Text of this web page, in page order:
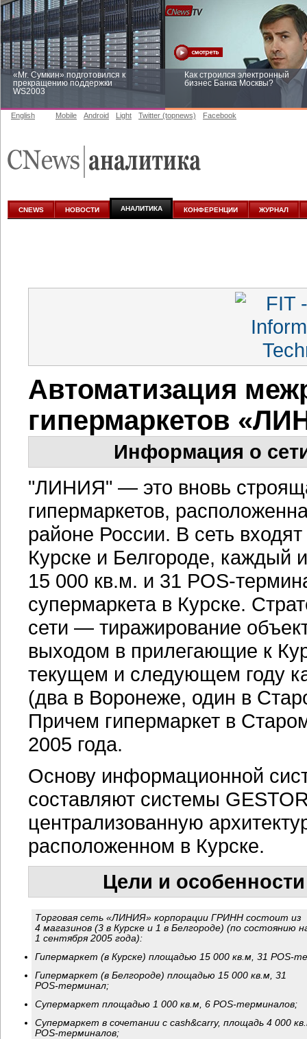
«Mr. Сумкин» подготовился к
прекращению поддержки
WS2003
Как строился электронный
бизнес Банка Москвы?
аналитике
English Mobile Android Light Twitter (topnews) Facebook
CNEWS НОВОСТИ АНАЛИТИКА КОНФЕРЕНЦИИ ЖУРНАЛ
Автоматизация
гипермаркетов
Информация о
"ЛИНИЯ" — это вновь
гипермаркетов,
районе России. В сеть
Курске и Белгороде, каждый
15 000 кв.м. и 31 POS-
супермаркета в Курске.
сети — тиражирование
выходом в прилегающие к
текущем и следующем году
(два в Воронеже, один в
Причем гипермаркет в
2005 года.
Основу информационной
составляют системы
централизованную
расположенном в Курске.
Цели и
Торговая сеть «ЛИНИЯ» корпорации ГРИНН состоит из
4 магазинов (3 в Курске и 1 в Белгороде) (по состоянию
1 сентября 2005 года):
Гипермаркет (в Курске) площадью 15 000 кв.м, 31 POS-
Гипермаркет (в Белгороде) площадью 15 000 кв.м, 31
POS-терминал;
Супермаркет площадью 1 000 кв.м, 6 POS-терминалов;
Супермаркет в сочетании с cash&carry, площадь 4 000
POS-терминалов;